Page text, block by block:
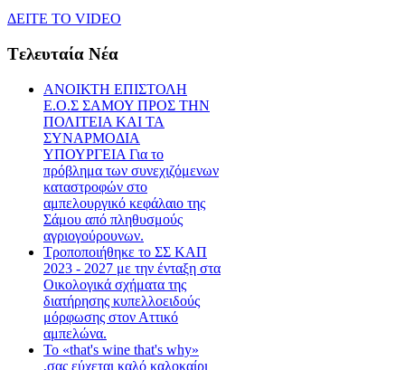
ΔEITE TO VIDEO
Tελευταία Nέα
ΑΝΟΙΚΤΗ ΕΠΙΣΤΟΛΗ
Ε.Ο.Σ ΣΑΜΟΥ ΠΡΟΣ ΤΗΝ
ΠΟΛΙΤΕΙΑ ΚΑΙ ΤΑ
ΣΥΝΑΡΜΟΔΙΑ
ΥΠΟΥΡΓΕΙΑ Για το
πρόβλημα των συνεχιζόμενων
καταστροφών στο
αμπελουργικό κεφάλαιο της
Σάμου από πληθυσμούς
αγριογούρουνων.
Τροποποιήθηκε το ΣΣ ΚΑΠ
2023 - 2027 με την ένταξη στα
Οικολογικά σχήματα της
διατήρησης κυπελλοειδούς
μόρφωσης στον Αττικό
αμπελώνα.
Το «that's wine that's why»
,σας εύχεται καλό καλοκαίρι